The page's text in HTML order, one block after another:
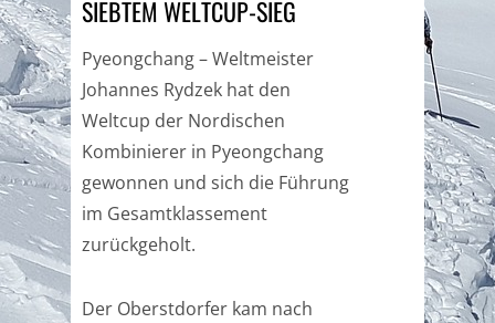
SIEBTEM WELTCUP-SIEG
Pyeongchang – Weltmeister
Johannes Rydzek hat den
Weltcup der Nordischen
Kombinierer in Pyeongchang
gewonnen und sich die Führung
im Gesamtklassement
zurückgeholt.
Der Oberstdorfer kam nach